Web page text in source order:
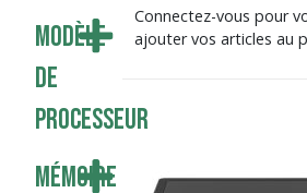
Modèle
de
processeur
Mémoire
Connectez-vous pour
ajouter vos articles au